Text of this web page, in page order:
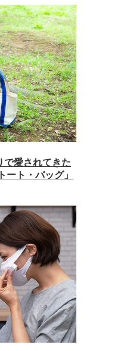
で愛されてきた
ト・バッグ」